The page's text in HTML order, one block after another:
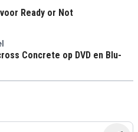
Ready or Not
Concrete op DVD en Blu-